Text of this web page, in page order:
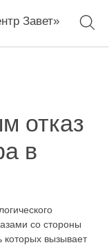
Завет»
отказ
в
со стороны
которых вызывает